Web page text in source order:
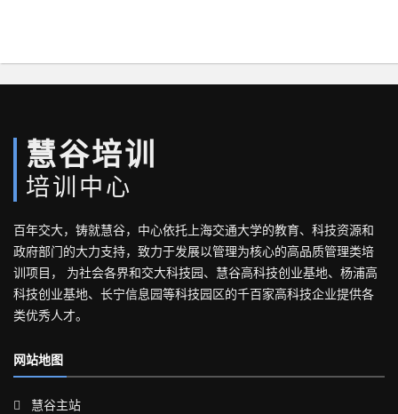
慧谷培训
培训中心
百年交大，铸就慧谷，中心依托上海交通大学的教育、科技资源和
政府部门的大力支持，致力于发展以管理为核心的高品质管理类培
训项目， 为社会各界和交大科技园、慧谷高科技创业基地、杨浦高
科技创业基地、长宁信息园等科技园区的千百家高科技企业提供各
类优秀人才。
网站地图
慧谷主站